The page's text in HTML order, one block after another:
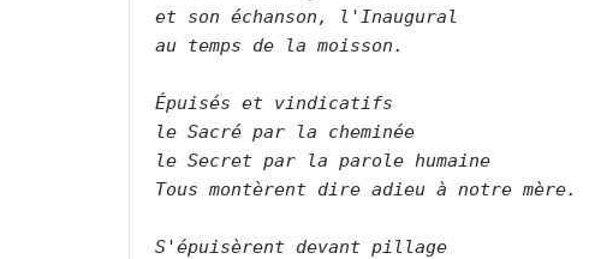
et son échanson, l'Inaugural
au temps de la moisson.
Épuisés et vindicatifs
le Sacré par la cheminée
le Secret par la parole humaine
Tous montèrent dire adieu à notre mère.
S'épuisèrent devant pillage